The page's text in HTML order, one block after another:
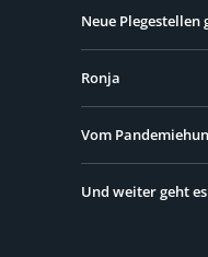
Neue Plegestellen
Ronja
Vom
Und weiter geht